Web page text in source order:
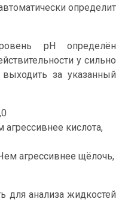
определит
pH определён
у сильно
за указанный
агрессивнее кислота,
агрессивнее щёлочь,
для анализа жидкостей